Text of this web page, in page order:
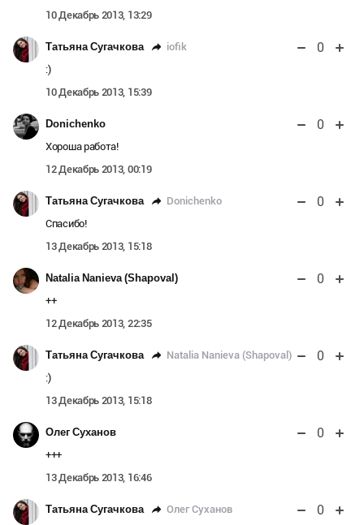
10 Декабрь 2013, 13:29
Татьяна Сугачкова iofik 0
:)
10 Декабрь 2013, 15:39
Donichenko 0
Хороша работа!
12 Декабрь 2013, 00:19
Татьяна Сугачкова Donichenko 0
Спасибо!
13 Декабрь 2013, 15:18
Natalia Nanieva (Shapoval) 0
++
12 Декабрь 2013, 22:35
Татьяна Сугачкова Natalia Nanieva (Shapoval) 0
:)
13 Декабрь 2013, 15:18
Олег Суханов 0
+++
13 Декабрь 2013, 16:46
Татьяна Сугачкова Олег Суханов 0